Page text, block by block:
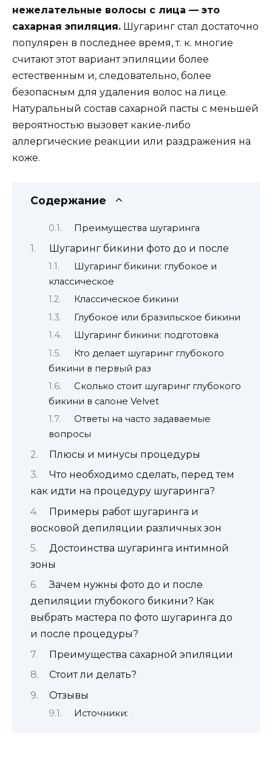
нежелательные волосы с лица — это
сахарная эпиляция. Шугаринг стал достаточно
популярен в последнее время, т. к. многие
считают этот вариант эпиляции более
естественным и, следовательно, более
безопасным для удаления волос на лице.
Натуральный состав сахарной пасты с меньшей
вероятностью вызовет какие-либо
аллергические реакции или раздражения на
коже.
Содержание
Преимущества шугаринга
Шугаринг бикини фото до и после
Шугаринг бикини: глубокое и
классическое
Классическое бикини
Глубокое или бразильское бикини
Шугаринг бикини: подготовка
Кто делает шугаринг глубокого
бикини в первый раз
Сколько стоит шугаринг глубокого
бикини в салоне Velvet
Ответы на часто задаваемые
вопросы
Плюсы и минусы процедуры
Что необходимо сделать, перед тем
как идти на процедуру шугаринга?
Примеры работ шугаринга и
восковой депиляции различных зон
Достоинства шугаринга интимной
зоны
Зачем нужны фото до и после
депиляции глубокого бикини? Как
выбрать мастера по фото шугаринга до
и после процедуры?
Преимущества сахарной эпиляции
Стоит ли делать?
Отзывы
Источники: